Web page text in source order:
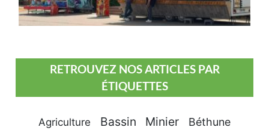
RETROUVEZ NOS ARTICLES PAR
ÉTIQUETTES
Agriculture Bassin Minier Béthune